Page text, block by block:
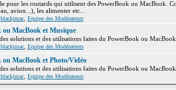
pour les routards qui utilisent des PowerBook ou MacBook.
avion...), les alimenter etc...
blackjmac, Equipe des Modérateurs
ou MacBook et Musique
solutions et des utilisations faites du PowerBook ou
blackjmac, Equipe des Modérateurs
ou MacBook et Photo/Vidéo
solutions et des utilisations faites du PowerBook ou
blackjmac, Equipe des Modérateurs